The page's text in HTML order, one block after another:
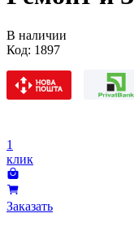
В наличии
Код: 1897
1
клик
Заказать